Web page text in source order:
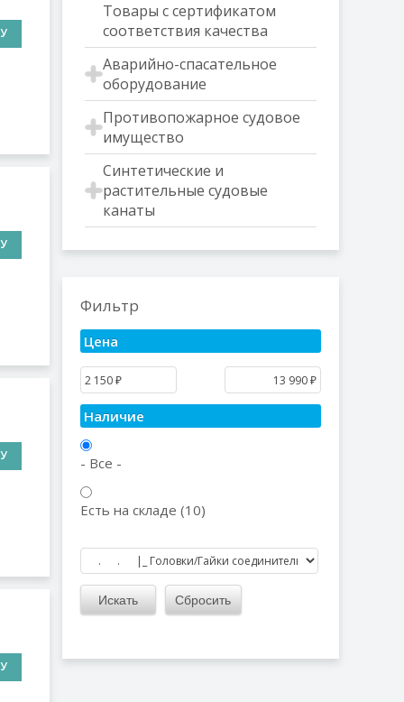
Товары с сертификатом
соответствия качества
Аварийно-спасательное
оборудование
Противопожарное судовое
имущество
Синтетические и
растительные судовые
канаты
Фильтр
Цена
Наличие
- Все -
Есть на складе (10)